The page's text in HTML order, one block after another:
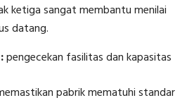
ketiga sangat membantu menilai
datang.
pengecekan fasilitas dan kapasitas
pabrik mematuhi standar